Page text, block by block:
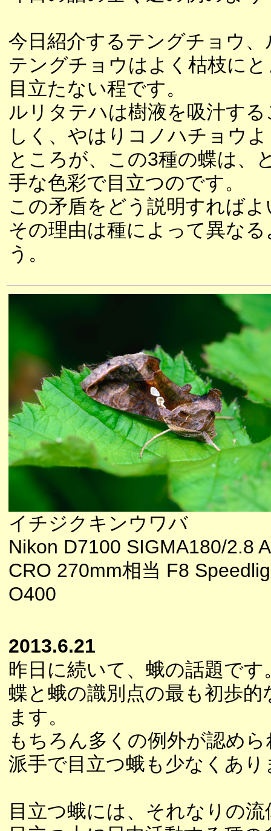
今日紹介するテングチョウ
テングチョウはよく枯枝に
目立たない程です。
ルリタテハは樹液を吸汁す
しく、やはりコノハチョウ
ところが、この3種の蝶は、
手な色彩で目立つのです。
この矛盾をどう説明すれば
その理由は種によって異な
う。
イチジクキンウワバ
Nikon D7100 SIGMA180/2.8
CRO 270mm相当 F8
O400
2013.6.21
昨日に続いて、蛾の話題です
蝶と蛾の識別点の最も初歩
ます。
もちろん多くの例外が認め
派手で目立つ蛾も少なくあり
目立つ蛾には、それなりの